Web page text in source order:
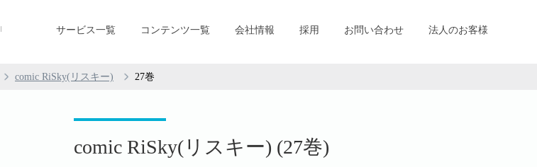
サービス一覧 コンテンツ一覧 会社情報 採用 お問い合わせ 法人のお客様
comic RiSky(リスキー) 27巻
comic RiSky(リスキー) (27巻)